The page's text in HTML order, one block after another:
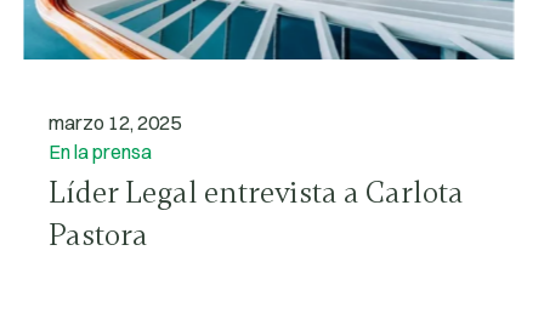
marzo 12, 2025
En la prensa
Líder Legal entrevista a Carlota
Pastora